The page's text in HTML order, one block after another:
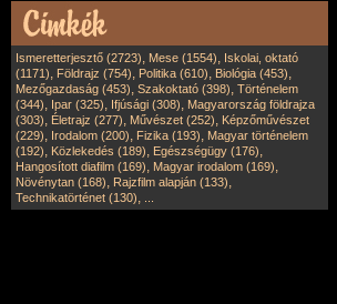
Ismeretterjesztő (2723), Mese (1554), Iskolai, oktató
(1171), Földrajz (754), Politika (610), Biológia (453),
Mezőgazdaság (453), Szakoktató (398), Történelem
(344), Ipar (325), Ifjúsági (308), Magyarország földrajza
(303), Életrajz (277), Művészet (252), Képzőművészet
(229), Irodalom (200), Fizika (193), Magyar történelem
(192), Közlekedés (189), Egészségügy (176),
Hangosított diafilm (169), Magyar irodalom (169),
Növénytan (168), Rajzfilm alapján (133),
Technikatörténet (130),